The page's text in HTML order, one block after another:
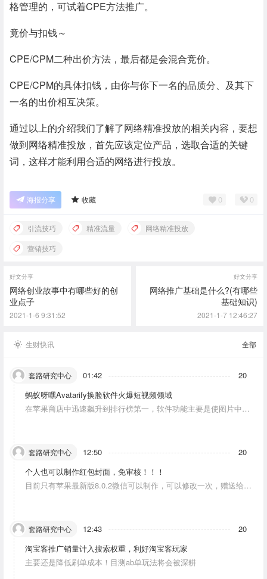
格管理的，可试着CPE方法推广。
竟价与扣钱～
CPE/CPM二种出价方法，最后都是会混合竞价。
CPE/CPM的具体扣钱，由你与你下一名的品质分、及其下
一名的出价相互决策。
通过以上的介绍我们了解了网络精准投放的相关内容，要想
做到网络精准投放，首先应该定位产品，选取合适的关键
词，这样才能利用合适的网络进行投放。
海报分享 收藏 0 0
引流技巧 精准流量
网络精准投放
营销技巧
好文分享
网络创业故事中有哪些好的创
业点子
2021-1-6 9:31:52
好文分享
网络推广基础是什么?(有哪些
基础知识)
2021-1-7 12:46:27
生财快讯 全部
套路研究中心 01:42
20
蚂蚁呀嘿Avatarify换脸软件火爆短视频领域
在苹果商店中迅速飙升到排行榜第一，软件功能主要是使图片中的
套路研究中心 12:50
20
个人也可以制作红包封面，免审核！！！
目前只有苹果最新版8.0.2微信可以制作，可以修改一次，赠送给10
套路研究中心 12:43
20
淘宝客推广销量计入搜索权重，利好淘宝客玩家
主要还是降低刷单成本！目测ab单玩法将会被深耕